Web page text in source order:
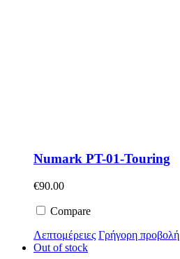
Numark PT-01-Touring
€90.00
Compare
Λεπτομέρειες Γρήγορη προβολή
Out of stock